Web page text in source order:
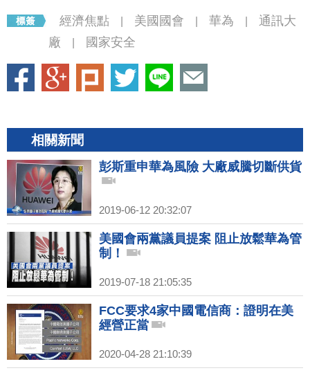
經濟焦點 美國國會 華為
通訊大
廠
國家安全
相關新聞
彭斯重申華為風險 大廠威騰切斷供貨
2019-06-12 20:32:07
美國會兩黨議員提案 阻止放鬆華為管
制！
2019-07-18 21:05:35
FCC要求4家中國電信商：證明在美
經營正當
2020-04-28 21:10:39